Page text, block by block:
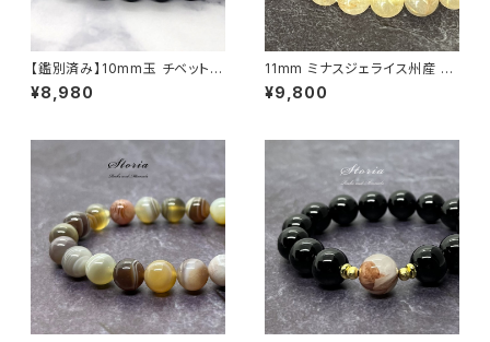
【鑑別済み】10mm玉 チベット産
モリオン（黒水晶/ケアンゴーム）
ブレスレット
¥8,980
11mm ミナスジェライス州産 ゴ
ールデン ルチルクォーツ ブレス
レット【鑑別済み・画像現物・RT
¥9,800